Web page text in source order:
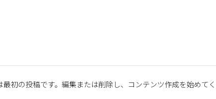
初の投稿です。編集または削除し、コンテンツ作成を始めてく